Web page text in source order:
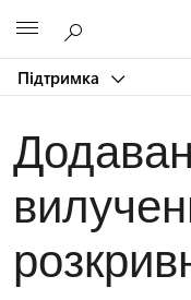
Підтримка